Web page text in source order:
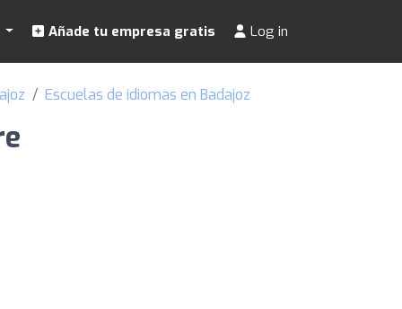
Añade tu empresa gratis Log in
Escuelas de idiomas en Badajoz